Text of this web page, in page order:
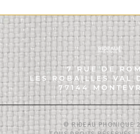
7 RUE DE
LES ROBAILLES VAL
77144
© RIDEAU PHONIQUE